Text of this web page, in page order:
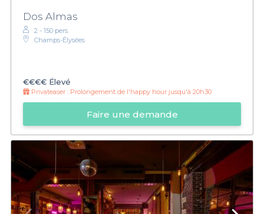
Dos Almas
2 - 150 pers.
Champs-Élysées
€€€€ Élevé
Privateaser : Prolongement de l'happy hour jusqu'à 20h30
Faire une demande